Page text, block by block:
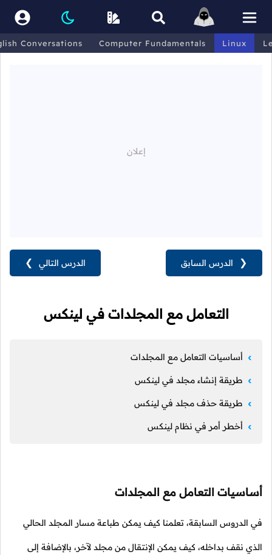
Conversations Computer Fundamentals Linux
الدرس التالي ❯ ❮ الدرس السابق
التعامل مع المجلدات في لينكس
أساسيات التعامل مع المجلدات
طريقة إنشاء مجلد في لينكس
طريقة حذف مجلد في لينكس
أخطر أمر في نظام لينكس
أساسيات التعامل مع المجلدات
في الدروس السابقة، تعلمنا كيف يمكن طباعة مسار المجلد الحالي
الذي نقف بداخله، كيف يمكن الإنتقال من مجلد لآخر، بالإضافة إلى